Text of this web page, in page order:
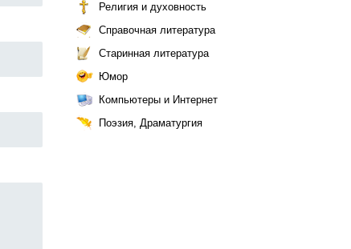
Религия и духовность
Справочная литература
Старинная литература
Юмор
Компьютеры и Интернет
Поэзия, Драматургия